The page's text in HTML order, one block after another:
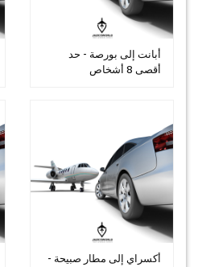
أبانت إلى بورصة - حد
أقصى 8 أشخاص
أكسراي إلى مطار صبيحة -